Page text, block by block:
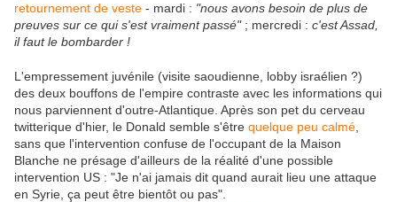
retournement de veste - mardi : "nous avons besoin de plus de
preuves sur ce qui s'est vraiment passé" ; mercredi : c'est Assad,
il faut le bombarder !
L'empressement juvénile (visite saoudienne, lobby israélien ?)
des deux bouffons de l'empire contraste avec les informations qui
nous parviennent d'outre-Atlantique. Après son pet du cerveau
twitterique d'hier, le Donald semble s'être quelque peu calmé
sans que l'intervention confuse de l'occupant de la Maison
Blanche ne présage d'ailleurs de la réalité d'une possible
intervention US : "Je n'ai jamais dit quand aurait lieu une attaque
en Syrie, ça peut être bientôt ou pas".